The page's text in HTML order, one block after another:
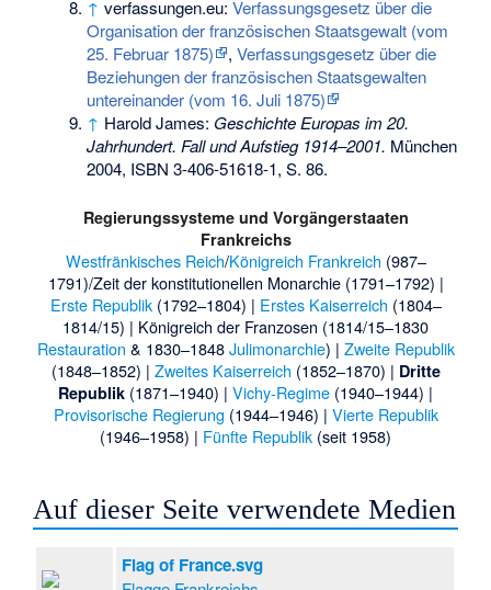
↑ verfassungen.eu:Verfassungsgesetz über die
Organisation der französischen Staatsgewalt (vom
25. Februar 1875)
,Verfassungsgesetz über die
Beziehungen der französischen Staatsgewalten
untereinander (vom 16. Juli 1875)
↑ Harold James: Geschichte Europas im 20.
Jahrhundert. Fall und Aufstieg 1914–2001. München
2004, ISBN 3-406-51618-1, S. 86.
Regierungssysteme und Vorgängerstaaten
Frankreichs
Westfränkisches Reich/Königreich Frankreich (987–
1791)/Zeit der konstitutionellen Monarchie (1791–1792) |
Erste Republik(1792–1804) | Erstes Kaiserreich (1804–
1814/15) | Königreich der Franzosen (1814/15–1830
Restauration & 1830–1848Julimonarchie) | Zweite Republik
(1848–1852) | Zweites Kaiserreich (1852–1870) | Dritte
Republik (1871–1940) | Vichy-Regime (1940–1944) |
Provisorische Regierung (1944–1946) | Vierte Republik
(1946–1958) | Fünfte Republik (seit 1958)
Auf dieser Seite verwendete Medien
Flag of France.svg